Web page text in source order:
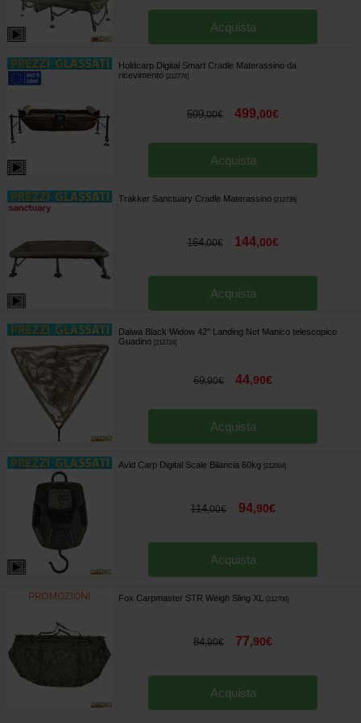
Acquista
Holdcarp Digital Smart Cradle Materassino da
ricevimento
212776]
599,00€ 499,00€
Acquista
Trakker Sanctuary Cradle Materassino 212739]
164,00€ 144,00€
Acquista
Daiwa Black Widow 42" Landing Net Manico telescopico
Guadino
212724]
69,90€ 44,90€
Acquista
Avid Carp Digital Scale Bilancia 60kg 212004]
114,00€ 94,90€
Acquista
Fox Carpmaster STR Weigh Sling XL 212706]
84,90€ 77,90€
Acquista